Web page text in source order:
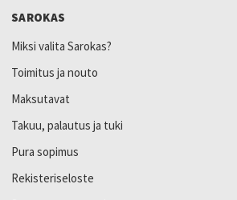
SAROKAS
Miksi valita Sarokas?
Toimitus ja nouto
Maksutavat
Takuu, palautus ja tuki
Pura sopimus
Rekisteriseloste